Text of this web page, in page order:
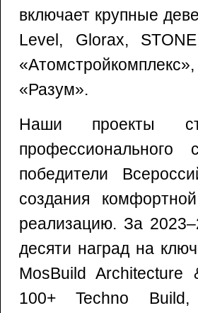
включает крупные
Level, Glorax,
«Разум».
Наши проекты
победители
создания
реализацию. За
десяти наград на
MosBuild
100+ Techno